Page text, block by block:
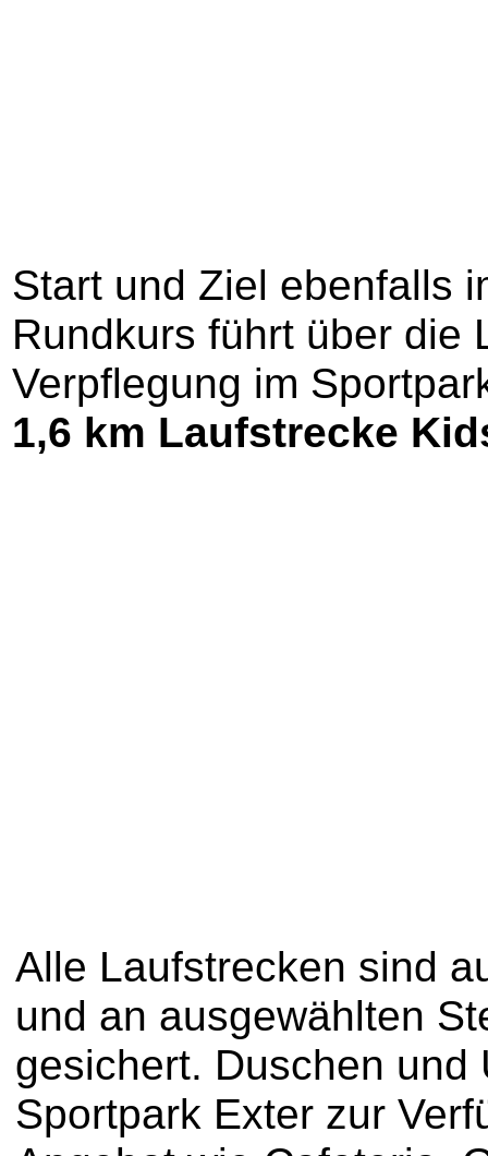
Start und Ziel ebenfalls
Rundkurs führt über die
Verpflegung im
1,6 km Laufstrecke
Alle Laufstrecken sind
und an ausgewählten
gesichert. Duschen und
Sportpark Exter zur